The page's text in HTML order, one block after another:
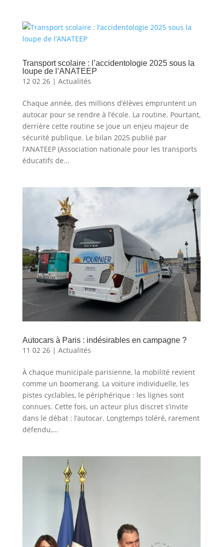
Transport scolaire : l’accidentologie 2025 sous la
loupe de l’ANATEEP
12 02 26| Actualités
Chaque année, des millions d’élèves empruntent un
autocar pour se rendre à l’école. La routine. Pourtant,
derrière cette routine se joue un enjeu majeur de
sécurité publique. Le bilan 2025 publié par
l’ANATEEP (Association nationale pour les transports
éducatifs de...
Autocars à Paris : indésirables en campagne ?
11 02 26| Actualités
À chaque municipale parisienne, la mobilité revient
comme un boomerang. La voiture individuelle, les
pistes cyclables, le périphérique : les lignes sont
connues. Cette fois, un acteur plus discret s’invite
dans le débat : l’autocar. Longtemps toléré, rarement
défendu,...